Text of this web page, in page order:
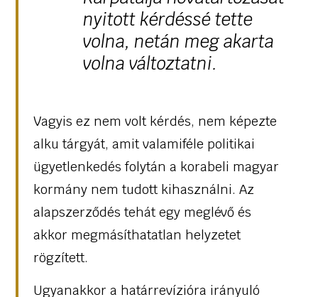
nyitott kérdéssé tette
volna, netán meg akarta
volna változtatni.
Vagyis ez nem volt kérdés, nem képezte
alku tárgyát, amit valamiféle politikai
ügyetlenkedés folytán a korabeli magyar
kormány nem tudott kihasználni. Az
alapszerződés tehát egy meglévő és
akkor megmásíthatatlan helyzetet
rögzített.
Ugyanakkor a határrevízióra irányuló